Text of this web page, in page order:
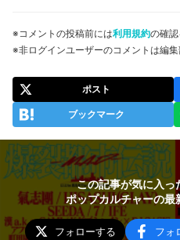
※コメントの投稿前には利用規約の確認
※非ログインユーザーのコメントは編集
ポスト
ブックマーク
この記事が気に入っ
ポップカルチャーの最
フォローする フォ